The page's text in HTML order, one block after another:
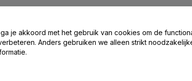
je akkoord met het gebruik van cookies om de
Anders gebruiken we alleen strikt